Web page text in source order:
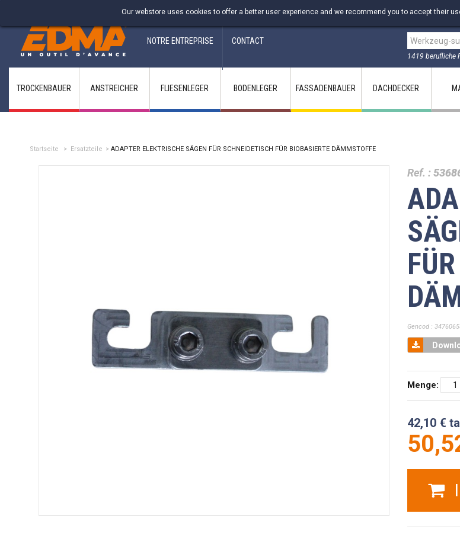
Fabricant francais depuis 1937
NOTRE ENTREPRISE CONTACT
1419 berufliche
Our webstore uses cookies to offer a better user experience and we recommend you to accept their
TROCKENBAUER ANSTREICHER FLIESENLEGER BODENLEGER FASSADENBAUER DACHDECKER
Startseite > Ersatzteile > ADAPTER ELEKTRISCHE SÄGEN FÜR SCHNEIDETISCH FÜR BIOBASIERTE DÄMMSTOFFE
Ref. :
Gencod :
Menge:
42,10 €